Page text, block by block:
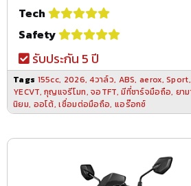
Tech
Safety
รับประกัน 5 ปี
Tags 155cc, 2026,4วาล์ว, ABS,aerox,Sport,
YECVT,กุญแจรีโมท,จอTFT,มีที่ชาร์จมือถือ, ยา
นิยม, ออโต้,เชื่อมต่อมือถือ, แอร๊อกซ์